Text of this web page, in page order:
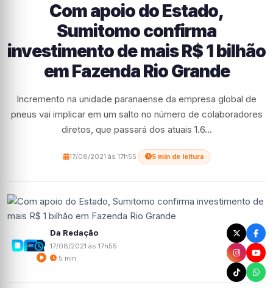
Com apoio do Estado,
Sumitomo confirma
investimento de mais R$ 1 bilhão
em Fazenda Rio Grande
Incremento na unidade paranaense da empresa global de
pneus vai implicar em um salto no número de colaboradores
diretos, que passará dos atuais 1.6...
17/08/2021 às 17h55 5 min de leitura
Da Redação
17/08/2021 às 17h55
5 min